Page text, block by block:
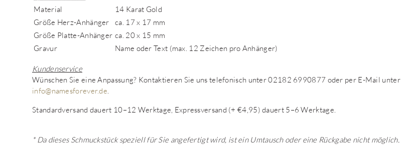
Material
14 Karat Gold
Größe Herz-Anhänger
ca. 17 x 17 mm
Größe Platte-Anhänger ca. 20 x 15 mm
Gravur
Name oder Text (max. 12 Zeichen pro Anhänger)
Kundenservice
Wünschen Sie eine Anpassung? Kontaktieren Sie uns telefonisch unter 02182 6990877 oder per E-Mail unter
info@namesforever.de
Standardversand dauert 10–12 Werktage, Expressversand (+ €4,95) dauert 5–6 Werktage.
* Da dieses Schmuckstück speziell für Sie angefertigt wird, ist ein Umtausch oder eine Rückgabe nicht möglich.